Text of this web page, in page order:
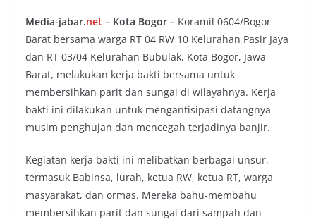
c
e
b
o
o
k
i
t
t
e
r
a
t
s
A
p
p
p
y
L
i
n
k
Media-jabar.net – Kota Bogor – Koramil 0604/Bogor
Barat bersama warga RT 04 RW 10 Kelurahan Pasir Jaya
dan RT 03/04 Kelurahan Bubulak, Kota Bogor, Jawa
Barat, melakukan kerja bakti bersama untuk
membersihkan parit dan sungai di wilayahnya. Kerja
bakti ini dilakukan untuk mengantisipasi datangnya
musim penghujan dan mencegah terjadinya banjir.
Kegiatan kerja bakti ini melibatkan berbagai unsur,
termasuk Babinsa, lurah, ketua RW, ketua RT, warga
masyarakat, dan ormas. Mereka bahu-membahu
membersihkan parit dan sungai dari sampah dan